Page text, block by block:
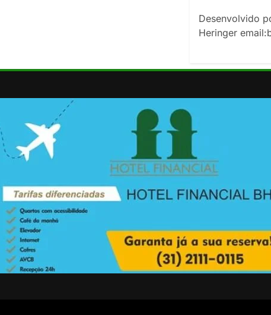
Desenvolvido
Heringer